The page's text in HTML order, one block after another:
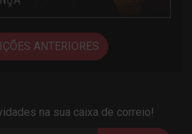
ANTERIORES
na sua caixa de correio!